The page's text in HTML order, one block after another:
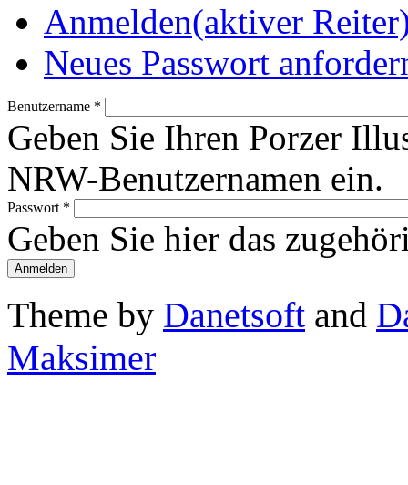
Anmelden(aktiver
Neues Passwort
Benutzername *
Geben Sie Ihren Porzer
NRW-Benutzernamen ein.
Passwort *
Geben Sie hier das
Theme by Danetsoft and
Maksimer